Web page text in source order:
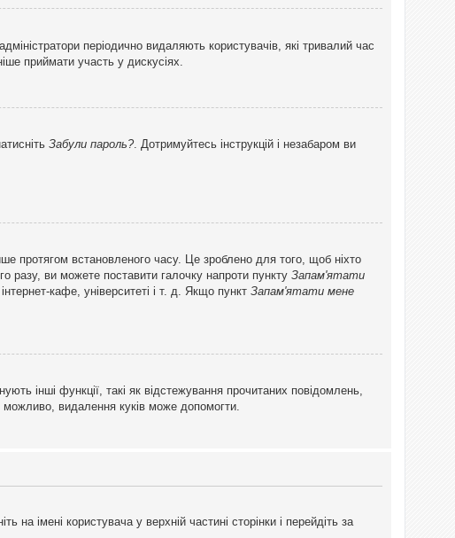
періодично видаляють користувачів, які тривалий час
приймати участь у дискусіях.
Забули пароль?. Дотримуйтесь інструкцій і незабаром ви
протягом встановленого часу. Це зроблено для того, щоб ніхто
разу, ви можете поставити галочку напроти пункту Запам'ятати
кафе, університеті і т. д. Якщо пункт Запам'ятати мене
інші функції, такі як відстежування прочитаних повідомлень,
видалення куків може допомогти.
імені користувача у верхній частині сторінки і перейдіть за